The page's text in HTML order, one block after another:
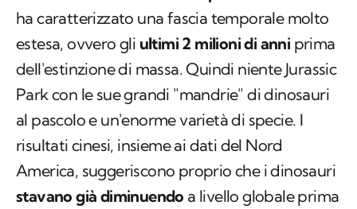
Una cosìbassa diversità di speciedi dinosauri
ha caratterizzato una fascia temporale molto
estesa, ovvero gliultimi 2 milioni di anniprima
dell'estinzione di massa. Quindi niente Jurassic
Park con le sue grandi "mandrie" di dinosauri
al pascolo e un'enorme varietà di specie. I
risultati cinesi, insieme ai dati del Nord
America, suggeriscono proprio che i dinosauri